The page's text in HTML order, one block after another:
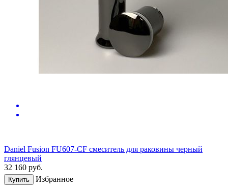
Daniel Fusion FU607-CF смеситель для раковины черный
глянцевый
32 160 руб.
Купить Избранное